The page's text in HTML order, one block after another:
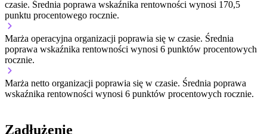
czasie. Średnia poprawa wskaźnika rentowności wynosi 170,5
punktu procentowego rocznie.
Marża operacyjna organizacji poprawia się w czasie. Średnia
poprawa wskaźnika rentowności wynosi 6 punktów procentowych
rocznie.
Marża netto organizacji poprawia się w czasie. Średnia poprawa
wskaźnika rentowności wynosi 6 punktów procentowych rocznie.
Zadłużenie